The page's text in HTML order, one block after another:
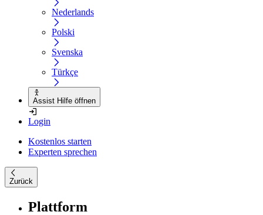
Nederlands
Polski
Svenska
Türkçe
Assist Hilfe öffnen
Login
Kostenlos starten
Experten sprechen
Zurück
Plattform